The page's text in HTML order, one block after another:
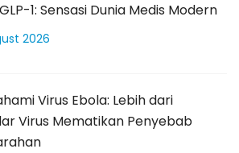
1: Sensasi Dunia Medis Modern
2026
Virus Ebola: Lebih dari
Virus Mematikan Penyebab